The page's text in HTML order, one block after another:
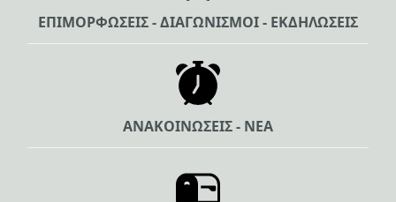
ΕΠΙΜΟΡΦΩΣΕΙΣ - ΔΙΑΓΩΝΙΣΜΟΙ - ΕΚΔΗΛΩΣΕΙΣ
ΑΝΑΚΟΙΝΩΣΕΙΣ - ΝΕΑ